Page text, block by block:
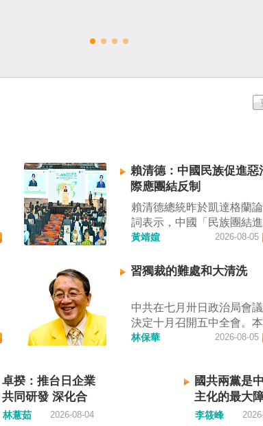
賴清德：中國民族促進惡
際應團結反制
賴清德總統昨於凱達格蘭
詞表示，中國「民族團結
進法」對各國人民進行政
者田裕華攝） 中國七月一
詞表示，中國的「民促法」
侵害台灣主權，更透過跨
壓，對世界各國人民進行
應該團結反制的惡法；台
接受統戰滲透和紅色恐怖
坐視中國將壓迫黑手伸進台
或任何自由國家與地區。
黃靖媗 2026-08-05
習獨裁的難處和大清洗
中共在七月卅日政治局會議
決定十月召開五中全會。
為在七月上海的AI全球大
一段話，往常喜歡用的「
不見了，改為「加快、加強
從奇技淫巧改為「適應不
林保華 2026-08-05
卓揆：推台日企業
共同研發 深化合
作
林薏茹 2026-08-04
國共兩黨是
主化的最大
李筱峰